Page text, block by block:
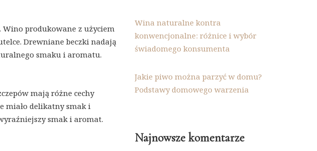
produkowane z użyciem
Drewniane beczki nadają
smaku i aromatu.
mają różne cechy
miało delikatny smak i
smak i aromat.
Wina naturalne kontra
konwencjonalne: różnice i wybór
świadomego konsumenta
Jakie piwo można parzyć w domu?
Podstawy domowego warzenia
Najnowsze komentarze